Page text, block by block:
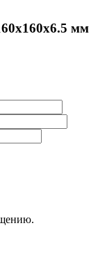
мм